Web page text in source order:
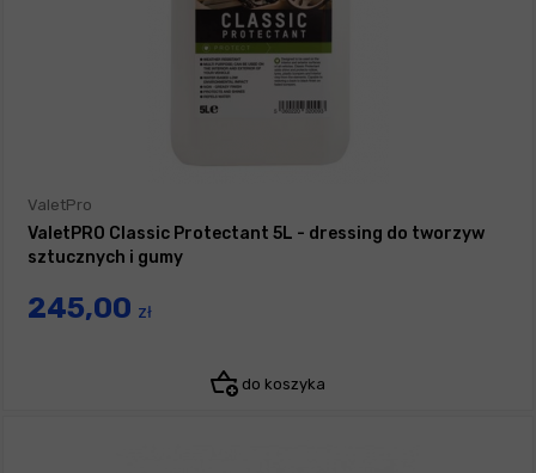
ValetPro
ValetPRO Classic Protectant 5L - dressing do tworzyw
sztucznych i gumy
245,00 zł
do koszyka